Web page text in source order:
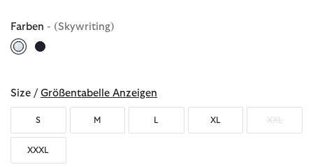
Farben - (Skywriting)
Size / Größentabelle Anzeigen
S M L XL XXL
XXXL